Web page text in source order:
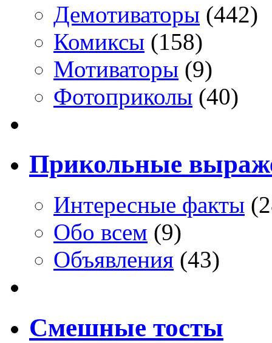
Демотиваторы (442)
Комиксы (158)
Мотиваторы (9)
Фотоприколы (40)
Прикольные
Интересные факты
Обо всем (9)
Объявления (43)
Смешные тосты